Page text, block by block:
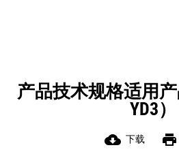
产品技术规格适用
YD3）
cloud_download 下载 print